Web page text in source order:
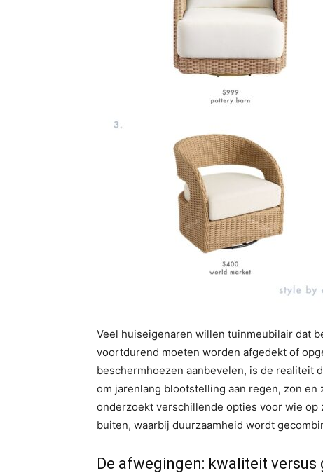
Veel huiseigenaren willen tuinmeubilair dat
voortdurend moeten worden afgedekt of
beschermhoezen aanbevelen, is de realiteit
om jarenlang blootstelling aan regen, zon
onderzoekt verschillende opties voor wie
buiten, waarbij duurzaamheid wordt
De afwegingen: kwaliteit versus